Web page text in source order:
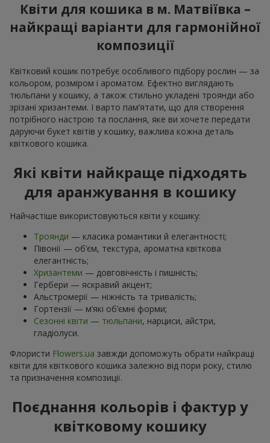
Квіти для кошика в м. Матвіївка –
найкращі варіанти для гармонійної
композиції
Квітковий кошик потребує особливого підбору рослин — за
кольором, розміром і ароматом. Ефектно виглядають
тюльпани у кошику, а також стильно укладені троянди або
зрізані хризантеми. І варто пам’ятати, що для створення
потрібного настрою та послання, яке ви хочете передати
даруючи букет квітів у кошику, важлива кожна деталь
квіткового кошика.
Які квіти найкраще підходять
для аранжування в кошику
Найчастіше використовуються квіти у кошику:
Троянди — класика романтики й елегантності;
Півонії — об’єм, текстура, ароматна квіткова
елегантність;
Хризантеми — довговічність і пишність;
Гербери — яскравий акцент;
Альстромерії — ніжність та тривалість;
Гортензії — м’які об’ємні форми;
Сезонні квіти — тюльпани, нарциси, айстри,
гладіолуси.
Флористи Flowers.ua завжди допоможуть обрати найкращі
квіти для квіткового кошика залежно від пори року, стилю
та призначення композиції.
Поєднання кольорів і фактур у
квітковому кошику